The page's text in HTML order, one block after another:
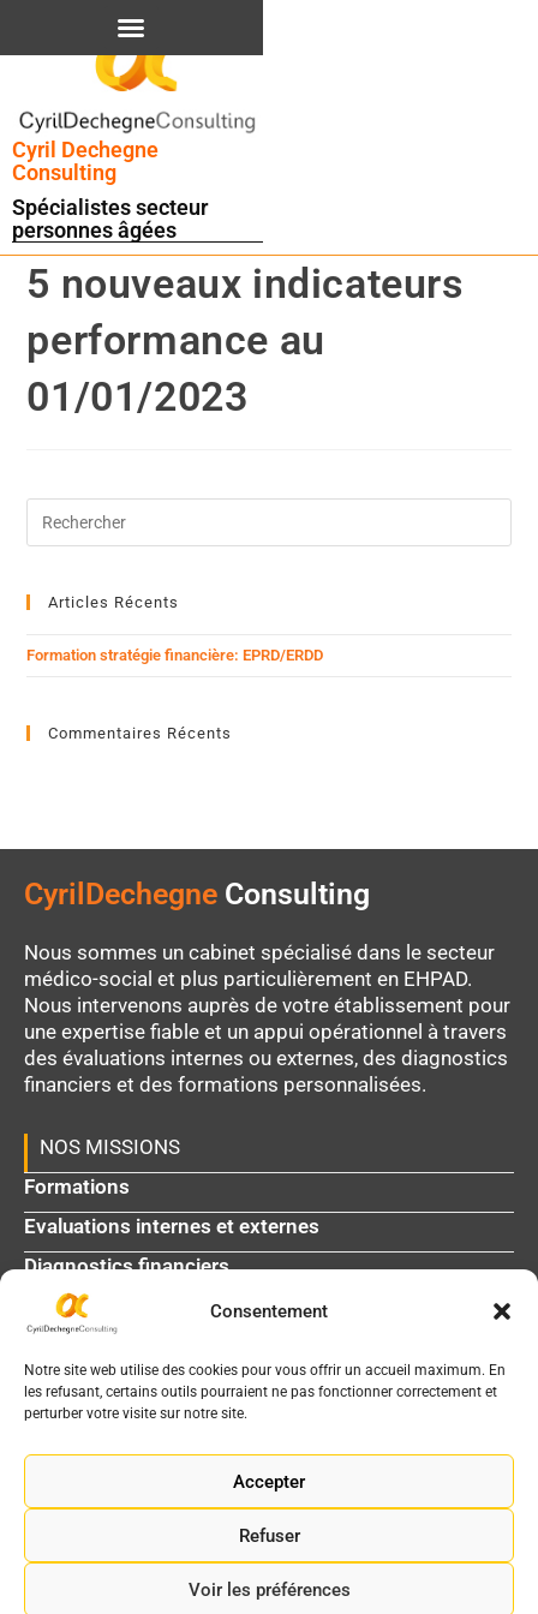
Consentement
Notre site web utilise des cookies pour vous offrir un accueil maximum. En
les refusant, certains outils pourraient ne pas fonctionner correctement et
perturber votre visite sur notre site.
Accepter
Refuser
Voir les préférences
Cyril Dechegne
Consulting
Spécialistes secteur
personnes âgées
5 nouveaux indicateurs
performance au
01/01/2023
Articles Récents
Formation stratégie financière: EPRD/ERDD
Commentaires Récents
CyrilDechegne Consulting
Nous sommes un cabinet spécialisé dans le secteur
médico-social et plus particulièrement en EHPAD.
Nous intervenons auprès de votre établissement pour
une expertise fiable et un appui opérationnel à travers
des évaluations internes ou externes, des diagnostics
financiers et des formations personnalisées.
NOS MISSIONS
Formations
Evaluations internes et externes
Diagnostics financiers
L'agenda médico-social
La bibliothèque
2 chemin de Garric - 31200 Toulouse
info@cyrildechegne.fr
Mentions légales